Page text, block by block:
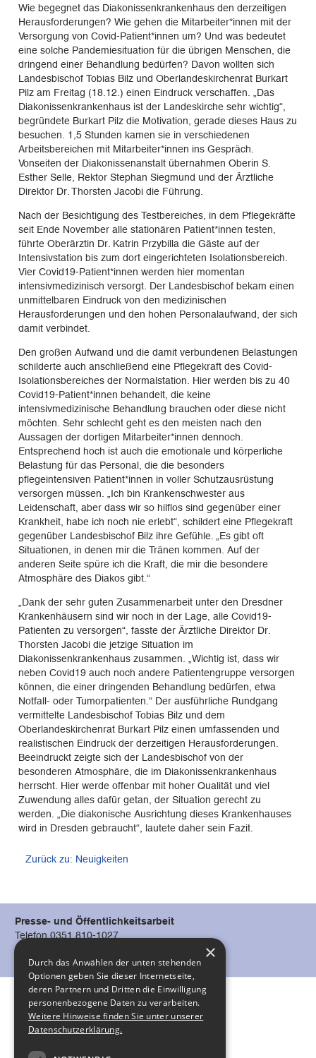
Wie begegnet das Diakonissenkrankenhaus den derzeitigen
Herausforderungen? Wie gehen die Mitarbeiter*innen mit der
Versorgung von Covid-Patient*innen um? Und was bedeutet
eine solche Pandemiesituation für die übrigen Menschen, die
dringend einer Behandlung bedürfen? Davon wollten sich
Landesbischof Tobias Bilz und Oberlandeskirchenrat Burkart
Pilz am Freitag (18.12.) einen Eindruck verschaffen. „Das
Diakonissenkrankenhaus ist der Landeskirche sehr wichtig“,
begründete Burkart Pilz die Motivation, gerade dieses Haus zu
besuchen. 1,5 Stunden kamen sie in verschiedenen
Arbeitsbereichen mit Mitarbeiter*innen ins Gespräch.
Vonseiten der Diakonissenanstalt übernahmen Oberin S.
Esther Selle, Rektor Stephan Siegmund und der Ärztliche
Direktor Dr. Thorsten Jacobi die Führung.
Nach der Besichtigung des Testbereiches, in dem Pflegekräfte
seit Ende November alle stationären Patient*innen testen,
führte Oberärztin Dr. Katrin Przybilla die Gäste auf der
Intensivstation bis zum dort eingerichteten Isolationsbereich.
Vier Covid19-Patient*innen werden hier momentan
intensivmedizinisch versorgt. Der Landesbischof bekam einen
unmittelbaren Eindruck von den medizinischen
Herausforderungen und den hohen Personalaufwand, der sich
damit verbindet.
Den großen Aufwand und die damit verbundenen Belastungen
schilderte auch anschließend eine Pflegekraft des Covid-
Isolationsbereiches der Normalstation. Hier werden bis zu 40
Covid19-Patient*innen behandelt, die keine
intensivmedizinische Behandlung brauchen oder diese nicht
möchten. Sehr schlecht geht es den meisten nach den
Aussagen der dortigen Mitarbeiter*innen dennoch.
Entsprechend hoch ist auch die emotionale und körperliche
Belastung für das Personal, die die besonders
pflegeintensiven Patient*innen in voller Schutzausrüstung
versorgen müssen. „Ich bin Krankenschwester aus
Leidenschaft, aber dass wir so hilflos sind gegenüber einer
Krankheit, habe ich noch nie erlebt“, schildert eine Pflegekraft
gegenüber Landesbischof Bilz ihre Gefühle. „Es gibt oft
Situationen, in denen mir die Tränen kommen. Auf der
anderen Seite spüre ich die Kraft, die mir die besondere
Atmosphäre des Diakos gibt.“
„Dank der sehr guten Zusammenarbeit unter den Dresdner
Krankenhäusern sind wir noch in der Lage, alle Covid19-
Patienten zu versorgen“, fasste der Ärztliche Direktor Dr.
Thorsten Jacobi die jetzige Situation im
Diakonissenkrankenhaus zusammen. „Wichtig ist, dass wir
neben Covid19 auch noch andere Patientengruppe versorgen
können, die einer dringenden Behandlung bedürfen, etwa
Notfall- oder Tumorpatienten.“ Der ausführliche Rundgang
vermittelte Landesbischof Tobias Bilz und dem
Oberlandeskirchenrat Burkart Pilz einen umfassenden und
realistischen Eindruck der derzeitigen Herausforderungen.
Beeindruckt zeigte sich der Landesbischof von der
besonderen Atmosphäre, die im Diakonissenkrankenhaus
herrscht. Hier werde offenbar mit hoher Qualität und viel
Zuwendung alles dafür getan, der Situation gerecht zu
werden. „Die diakonische Ausrichtung dieses Krankenhauses
wird in Dresden gebraucht“, lautete daher sein Fazit.
Zurück zu: Neuigkeiten
Presse- und Öffentlichkeitsarbeit
Telefon 0351 810-1027
oeffentlichkeitsarbeit@diako-dresden.de
Impressum
×
Durch das Anwählen der unten stehenden
Optionen geben Sie dieser Internetseite,
deren Partnern und Dritten die Einwilligung
personenbezogene Daten zu verarbeiten.
Weitere Hinweise finden Sie unter unserer
Datenschutzerklärung.